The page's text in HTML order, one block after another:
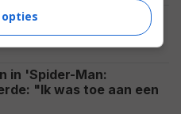
meer dan 1
tot 'The Dark Knight'
in 'Spider-Man:
"Ik was toe aan een